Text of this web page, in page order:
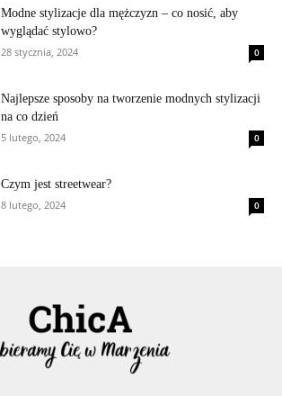
Modne stylizacje dla mężczyzn – co nosić, aby
wyglądać stylowo?
28 stycznia, 2024
0
Najlepsze sposoby na tworzenie modnych stylizacji
na co dzień
5 lutego, 2024
0
Czym jest streetwear?
8 lutego, 2024
0